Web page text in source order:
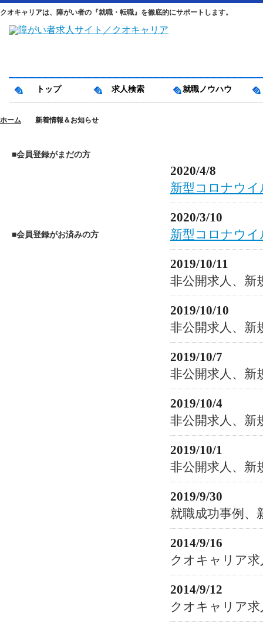
クオキャリアは、障がい者の『就職・転職』を徹底的にサポートします。
トップ 求人検索 就職ノウハウ
ホーム 新着情報＆お知らせ
2020/4/8
新型コロナウ
2020/3/10
新型コロナウ
2019/10/11
非公開求人、新
2019/10/10
非公開求人、新
2019/10/7
非公開求人、新
2019/10/4
非公開求人、新
2019/10/1
非公開求人、新
2019/9/30
就職成功事例、
2014/9/16
クオキャリア
2014/9/12
クオキャリア
■会員登録がまだの方
■会員登録がお済みの方